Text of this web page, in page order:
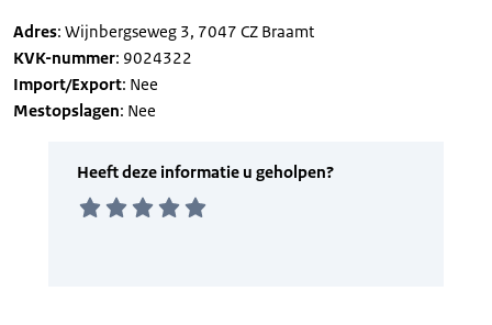
Adres: Wijnbergseweg 3, 7047 CZ Braamt
KVK-nummer: 9024322
Import/Export: Nee
Mestopslagen: Nee